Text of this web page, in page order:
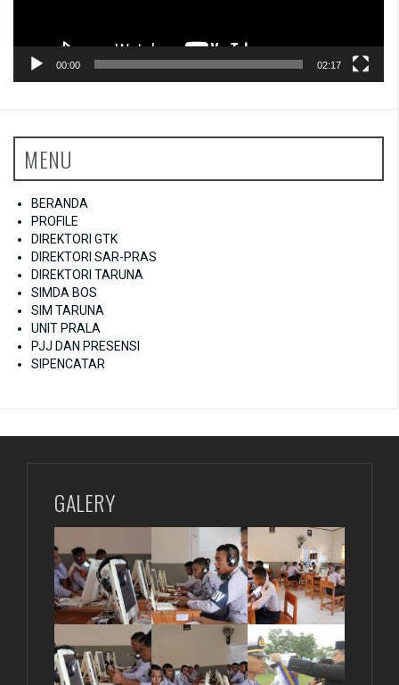
00:00 02:17
MENU
BERANDA
PROFILE
DIREKTORI GTK
DIREKTORI SAR-PRAS
DIREKTORI TARUNA
SIMDA BOS
SIM TARUNA
UNIT PRALA
PJJ DAN PRESENSI
SIPENCATAR
GALERY